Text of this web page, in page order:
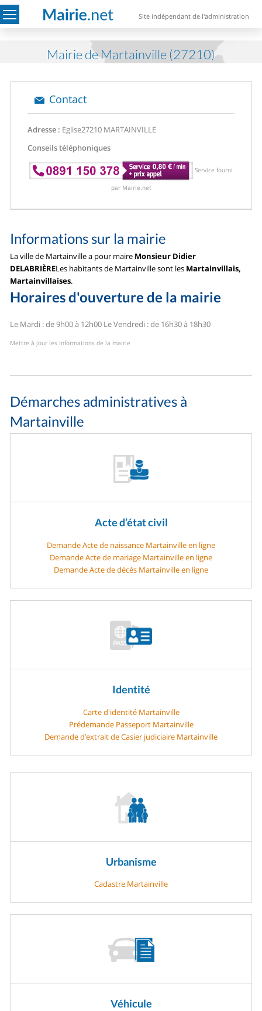
Site indépendant de l'administration
Mairie de Martainville (27210)
Contact
Adresse : Eglise27210 MARTAINVILLE
Conseils téléphoniques
Service fourni
par Mairie.net
Informations sur la mairie
La ville de Martainville a pour maire Monsieur Didier
DELABRIÈRELes habitants de Martainville sont les Martainvillais,
Martainvillaises.
Horaires d'ouverture de la mairie
Le Mardi : de 9h00 à 12h00 Le Vendredi : de 16h30 à 18h30
Mettre à jour les informations de la mairie
Démarches administratives à
Martainville
Acte d’état civil
Demande Acte de naissance Martainville en ligne
Demande Acte de mariage Martainville en ligne
Demande Acte de décès Martainville en ligne
Identité
Carte d'identité Martainville
Prédemande Passeport Martainville
Demande d’extrait de Casier judiciaire Martainville
Urbanisme
Cadastre Martainville
Véhicule